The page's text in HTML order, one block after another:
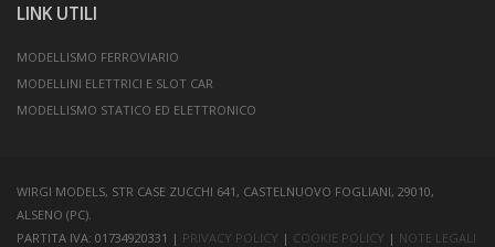
LINK UTILI
MODELLISMO FERROVIARIO
MODELLINI ELETTRICI E SLOT CAR
MODELLISMO STATICO ED ELETTRONICO
WIRGI MODELS, STR CASE ZUCCHI 641, CASTELNUOVO FOGLIANI, 29010,
ALSENO (PC).
PARTITA IVA: 01734920331 | PRIVACY POLICY | COOKIE POLICY | NOTE LEGALI